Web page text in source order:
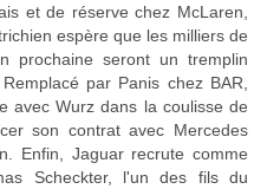
et de réserve chez McLaren,
espère que les milliers de
prochaine seront un tremplin
par Panis chez BAR,
avec Wurz dans la coulisse de
son contrat avec Mercedes
Enfin, Jaguar recrute comme
Scheckter, l'un des fils du